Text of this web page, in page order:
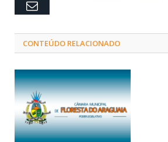
Email
CONTEÚDO RELACIONADO